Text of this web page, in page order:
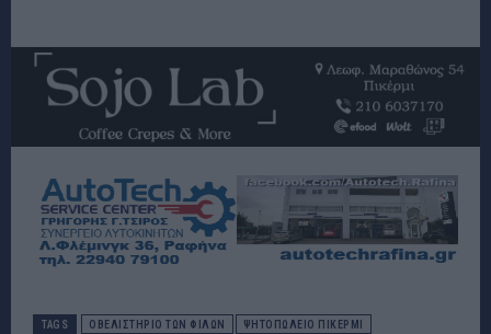
TAGS ΟΒΕΛΙΣΤΗΡΙΟ ΤΩΝ ΦΙΛΩΝ ΨΗΤΟΠΩΛΕΙΟ ΠΙΚΕΡΜΙ